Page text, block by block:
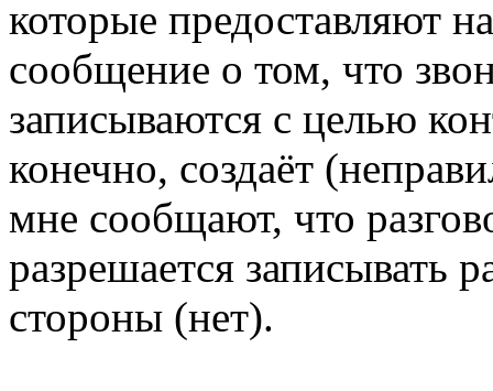
которые предоставляют
сообщение о том, что
записываются с целью
конечно, создаёт
мне сообщают, что
разрешается записывать
стороны (нет).